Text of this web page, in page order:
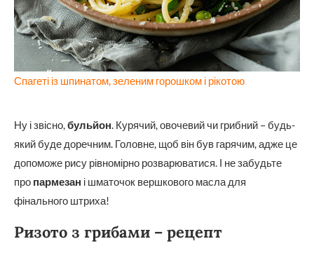
Спагеті із шпинатом, зеленим горошком і рікотою
Ну і звісно,бульйон. Курячий, овочевий чи грибний – будь-
який буде доречним. Головне, щоб він був гарячим, адже це
допоможе рису рівномірно розварюватися. І не забудьте
про пармезан і шматочок вершкового масла для
фінального штриха!
Ризото з грибами – рецепт